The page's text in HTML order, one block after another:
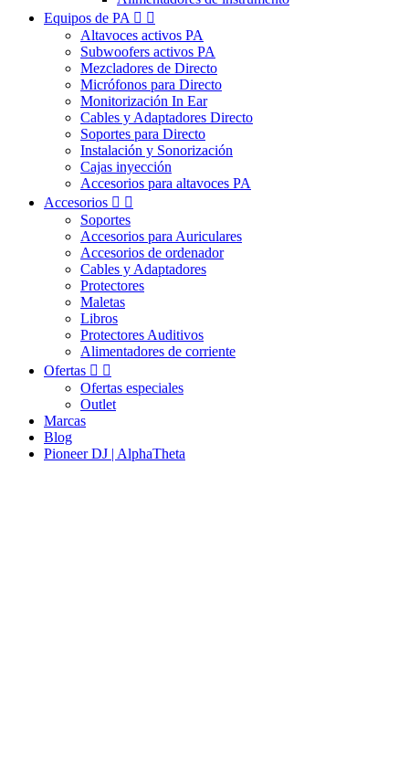
Equipos de PA  
Altavoces activos PA
Subwoofers activos PA
Mezcladores de Directo
Micrófonos para Directo
Monitorización In Ear
Cables y Adaptadores Directo
Soportes para Directo
Instalación y Sonorización
Cajas inyección
Accesorios para altavoces PA
Accesorios  
Soportes
Accesorios para Auriculares
Accesorios de ordenador
Cables y Adaptadores
Protectores
Maletas
Libros
Protectores Auditivos
Alimentadores de corriente
Ofertas  
Ofertas especiales
Outlet
Marcas
Blog
Pioneer DJ | AlphaTheta